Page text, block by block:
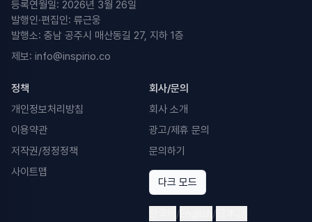
등록연월일: 2026년 3월 26일
발행인·편집인: 류근웅
발행소: 충남 공주시 매산동길 27, 지하 1층
제보: info@inspirio.co
정책
개인정보처리방침
이용약관
저작권/정정정책
사이트맵
회사/문의
회사 소개
광고/제휴 문의
문의하기
다크 모드
/ /